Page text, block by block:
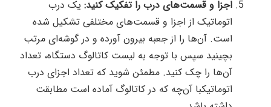
اجزا و قسمت‌های درب را تفکیک کنید: یک درب
اتوماتیک از اجزا و قسمت‌های مختلفی تشکیل شده
است. آن‌ها را از جعبه بیرون آورده و در گوشه‌ای مرتب
بچینید سپس با توجه به لیست کاتالوگ دستگاه، تعداد
آن‌ها را چک کنید. مطمئن شوید که تعداد اجزای درب
اتوماتیکبا آن‌چه که در کاتالوگ آماده است مطابقت